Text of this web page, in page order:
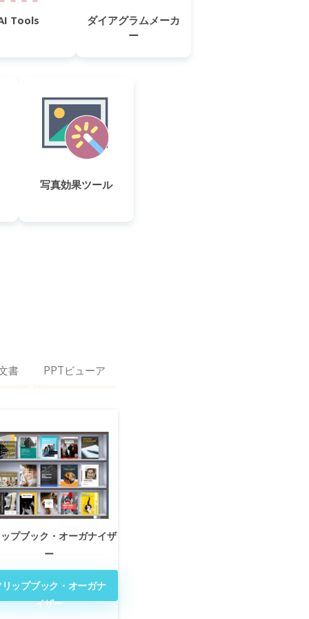
Tools
ダイアグラムメーカ
ー
写真効果ツール
書 PPTビューア
プブック・オーガナイザ
ー
ップブック・オーガナ
イザー